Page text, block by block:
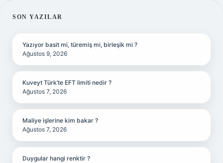
SIDEBAR
SON YAZILAR
Yazıyor basit mi, türemiş mi, birleşik mi ?
Ağustos 9, 2026
Kuveyt Türk’te EFT limiti nedir ?
Ağustos 7, 2026
Maliye işlerine kim bakar ?
Ağustos 7, 2026
Duygular hangi renktir ?